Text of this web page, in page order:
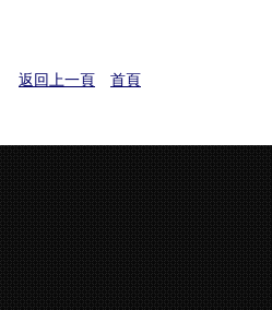
返回上一頁 首頁